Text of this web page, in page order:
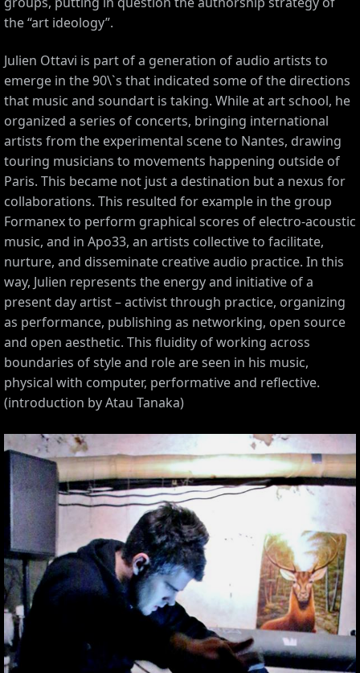
the “art ideology”.
Julien Ottavi is part of a generation of audio artists to
emerge in the 90\`s that indicated some of the directions
that music and soundart is taking. While at art school, he
organized a series of concerts, bringing international
artists from the experimental scene to Nantes, drawing
touring musicians to movements happening outside of
Paris. This became not just a destination but a nexus for
collaborations. This resulted for example in the group
Formanex to perform graphical scores of electro-acoustic
music, and in Apo33, an artists collective to facilitate,
nurture, and disseminate creative audio practice. In this
way, Julien represents the energy and initiative of a
present day artist – activist through practice, organizing
as performance, publishing as networking, open source
and open aesthetic. This fluidity of working across
boundaries of style and role are seen in his music,
physical with computer, performative and reflective.
(introduction by Atau Tanaka)